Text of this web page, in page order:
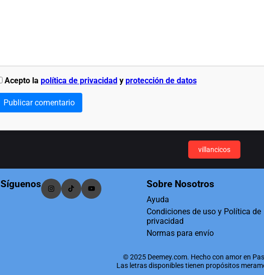
Acepto la política de privacidady protección de datos
Publicar comentario
villancicos
Síguenos Sobre Nosotros
Ayuda
Condiciones de uso y Política de
privacidad
Normas para envío
© 2025 Deemey.com. Hecho con amor en
Las letras disponibles tienen propósitos